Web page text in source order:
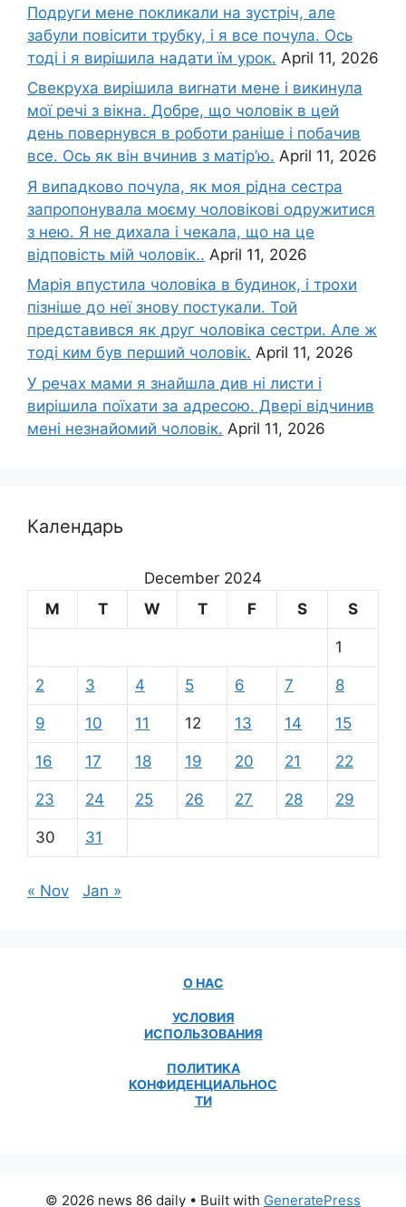
Подруги мене покликали на зустріч, але
забули повісити трубку, і я все почула. Ось
тоді і я вирішила надати їм урок. April 11, 2026
Свекруха вирішила виrнати мене і викинула
мої речі з вікна. Добре, що чоловік в цей
день повернувся в роботи раніше і побачив
все. Ось як він вчинив з матір’ю. April 11, 2026
Я випадково почула, як моя рідна сестра
запропонувала моєму чоловікові одружитися
з нею. Я не дихала і чекала, що на це
відповість мій чоловік.. April 11, 2026
Марія впустила чоловіка в будинок, і трохи
пізніше до неї знову постукали. Той
представився як друг чоловіка сестри. Але ж
тоді ким був перший чоловік. April 11, 2026
У речах мами я знайшла див ні листи і
вирішила поїхати за адресою. Двері відчинив
мені незнайомий чоловік. April 11, 2026
Календарь
December 2024
M
T W T F S S
1
2 3 4 5 6 7 8
9 10 11 12 13 14 15
16 17 18 19 20 21 22
23 24 25 26 27 28 29
30 31
« Nov Jan »
О НАС
УСЛОВИЯ
ИСПОЛЬЗОВАНИЯ
ПОЛИТИКА
КОНФИДЕНЦИАЛЬНОС
ТИ
© 2026 news 86 daily • Built with GeneratePress